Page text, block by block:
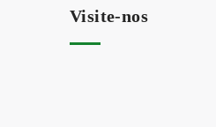
Visite-nos